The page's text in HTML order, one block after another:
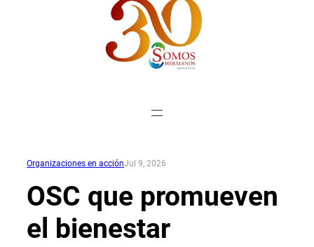
Organizaciones en acciónJul 9, 2026
OSC que promueven
el bienestar